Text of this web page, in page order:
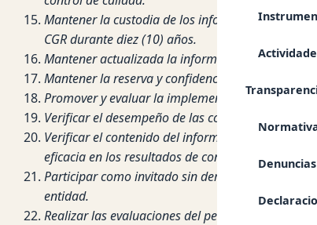
Mantener la custodia de los informes de
CGR durante diez (10) años.
Mantener actualizada la información en los
Mantener la reserva y confidencialidad de la
Promover y evaluar la implementación y
Verificar el desempeño de las comisiones
Verificar el contenido del informe de los
eficacia en los resultados de control
Participar como invitado sin derecho a voto en
entidad.
Realizar las evaluaciones del personal a su